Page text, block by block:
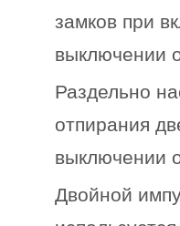
замков при
выключении
Раздельно
отпирания
выключении
Двойной